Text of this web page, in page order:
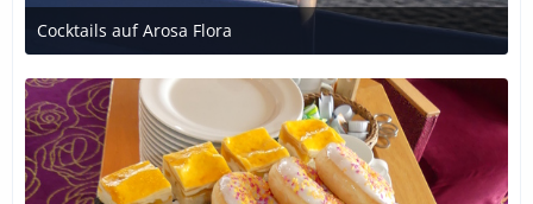
Cocktails auf Arosa Flora
4. Juli 2020 um 20:45